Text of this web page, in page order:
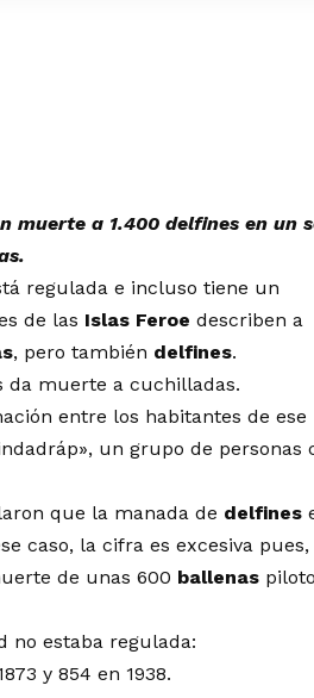
muerte a 1.400 delfines en un
regulada e incluso tiene un
de las Islas Feroe describen a
, pero también delfines.
da muerte a cuchilladas.
entre los habitantes de ese
un grupo de personas
que la manada de delfines
caso, la cifra es excesiva pues,
de unas 600 ballenas
no estaba regulada:
y 854 en 1938.